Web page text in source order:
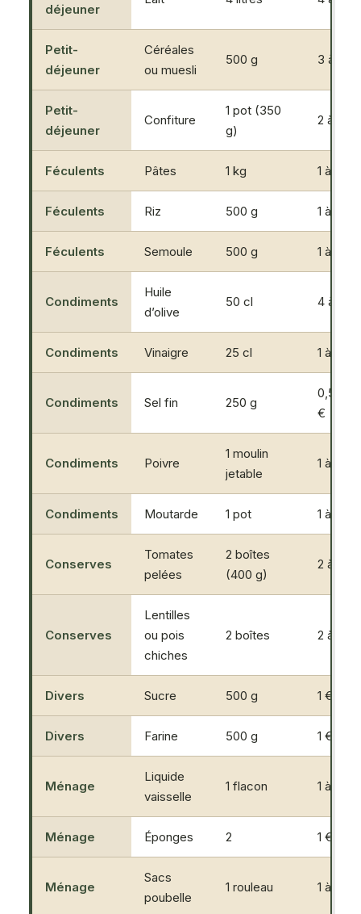
déjeuner
Petit-
déjeuner
Céréales
ou muesli
500 g 3 à 4 €
Petit-
déjeuner
Confiture
1 pot (350
g)
2 à 4 €
Féculents Pâtes 1 kg 1 à 2 €
Féculents Riz 500 g 1 à 2 €
Féculents Semoule 500 g 1 à 2 €
Condiments
Huile
d’olive
50 cl 4 à 6 €
Condiments Vinaigre 25 cl 1 à 2 €
Condiments Sel fin 250 g
0,50 à 1
€
Condiments Poivre
1 moulin
jetable
1 à 2 €
Condiments Moutarde 1 pot 1 à 2 €
Conserves
Tomates
pelées
2 boîtes
(400 g)
2 à 3 €
Conserves
Lentilles
ou pois
chiches
2 boîtes 2 à 3 €
Divers Sucre 500 g 1 €
Divers Farine 500 g 1 €
Ménage
Liquide
vaisselle
1 flacon 1 à 2 €
Ménage Éponges 2 1 €
Ménage
Sacs
poubelle
1 rouleau 1 à 2 €